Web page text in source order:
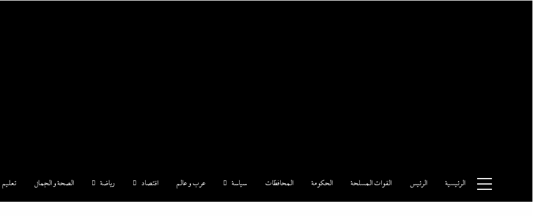
الرئيسية الرئيس القوات المسلحة الحكومة المحافظات سياسة عرب و عالم اقتصاد رياضة الصحة و الجمال تعليم